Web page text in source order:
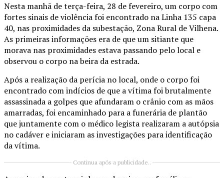
Nesta manhã de terça-feira, 28 de fevereiro, um corpo com
fortes sinais de violência foi encontrado na Linha 135 capa
40, nas proximidades da subestação, Zona Rural de Vilhena.
As primeiras informações era de que um sitiante que
morava nas proximidades estava passando pelo local e
observou o corpo na beira da estrada.
Após a realização da perícia no local, onde o corpo foi
encontrado com indícios de que a vítima foi brutalmente
assassinada a golpes que afundaram o crânio com as mãos
amarradas, foi encaminhado para a funerária de plantão
que juntamente com o médico legista realizaram a autópsia
no cadáver e iniciaram as investigações para identificação
da vítima.
Continua após a publicidade..